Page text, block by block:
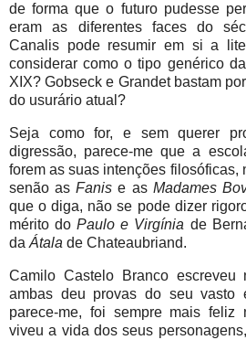
de forma que o futuro pudesse
eram as diferentes faces do
Canalis pode resumir em si a
considerar como o tipo genérico
XIX? Gobseck e Grandet bastam
do usurário atual?
Seja como for, e sem querer
digressão, parece-me que a
forem as suas intenções filosóficas,
senão asFanise as Madames
que o diga, não se pode dizer
mérito doPaulo e Virgínia de
daÁtala de Chateaubriand.
Camilo Castelo Branco escreveu
ambas deu provas do seu vasto
parece-me, foi sempre mais feliz
viveu a vida dos seus